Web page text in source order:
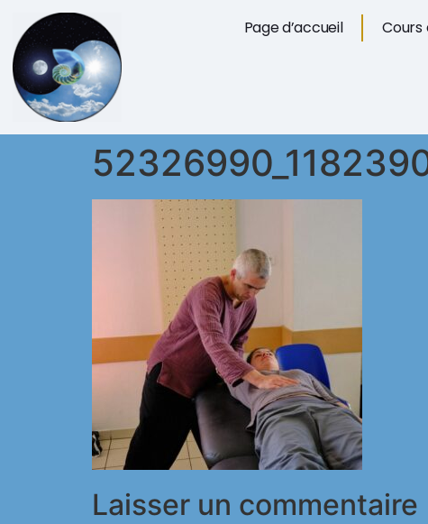
Page d’accueil Cours
Laisser un commentaire